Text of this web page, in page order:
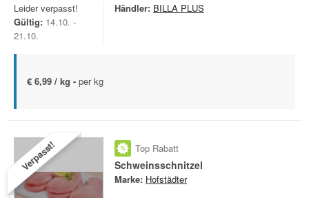
Leider verpasst!
Gültig: 14.10. -
21.10.
Händler: BILLA PLUS
€ 6,99 / kg - per kg
Verpasst! Top Rabatt
Schweinsschnitzel
Marke: Hofstädter